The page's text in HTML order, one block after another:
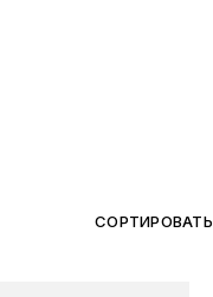
СОРТИРОВАТЬ